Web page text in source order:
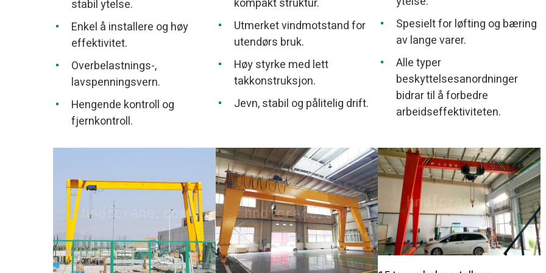
stabil ytelse.
Enkel å installere og høy
effektivitet.
Overbelastnings-,
lavspenningsvern.
Hengende kontroll og
fjernkontroll.
kompakt struktur.
Utmerket vindmotstand for
utendørs bruk.
Høy styrke med lett
takkonstruksjon.
Jevn, stabil og pålitelig drift.
Spesielt for løfting og bæring
av lange varer.
Alle typer
beskyttelsesanordninger
bidrar til å forbedre
arbeidseffektiviteten.